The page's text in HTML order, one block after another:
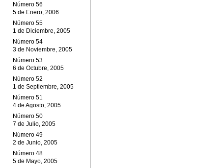
Número 56
5 de Enero, 2006
Número 55
1 de Diciembre, 2005
Número 54
3 de Noviembre, 2005
Número 53
6 de Octubre, 2005
Número 52
1 de Septiembre, 2005
Número 51
4 de Agosto, 2005
Número 50
7 de Julio, 2005
Número 49
2 de Junio, 2005
Número 48
5 de Mayo, 2005